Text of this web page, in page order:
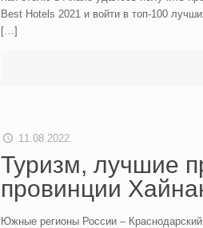
Best Hotels 2021 и войти в топ-100
[…]
11.08.2022
Туризм, лучшие
провинции
Южные регионы России –